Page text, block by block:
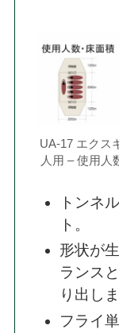
UA-17 エクス
人用 – 使用人
トンネ
ト。
形状が
ランス
り出しま
フライ